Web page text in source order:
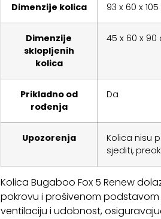
Dimenzije kolica 93 x 60 x
Dimenzije
sklopljenih
kolica
45 x 60 x 90
Prikladno od
rođenja
Da
Upozorenja
Kolica nisu
sjediti,
Kolica Bugaboo Fox 5 Renew
pokrovu i prošivenom podstavom
ventilaciju i udobnost,